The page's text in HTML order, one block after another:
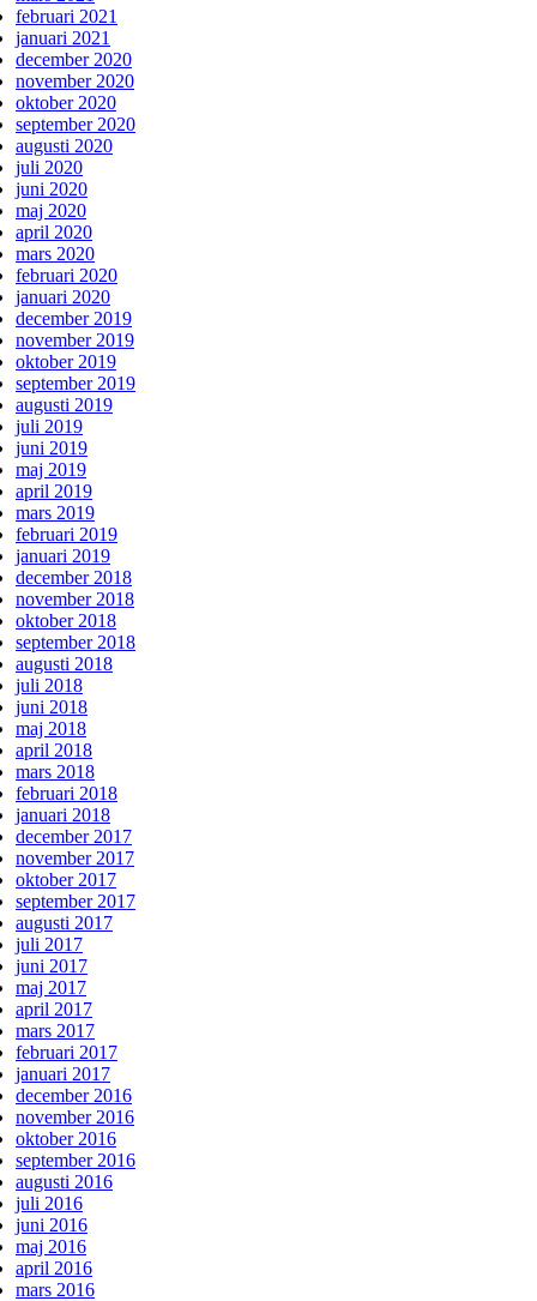
februari 2021
januari 2021
december 2020
november 2020
oktober 2020
september 2020
augusti 2020
juli 2020
juni 2020
maj 2020
april 2020
mars 2020
februari 2020
januari 2020
december 2019
november 2019
oktober 2019
september 2019
augusti 2019
juli 2019
juni 2019
maj 2019
april 2019
mars 2019
februari 2019
januari 2019
december 2018
november 2018
oktober 2018
september 2018
augusti 2018
juli 2018
juni 2018
maj 2018
april 2018
mars 2018
februari 2018
januari 2018
december 2017
november 2017
oktober 2017
september 2017
augusti 2017
juli 2017
juni 2017
maj 2017
april 2017
mars 2017
februari 2017
januari 2017
december 2016
november 2016
oktober 2016
september 2016
augusti 2016
juli 2016
juni 2016
maj 2016
april 2016
mars 2016